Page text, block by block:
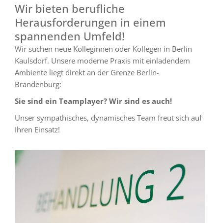
Wir bieten berufliche
Herausforderungen in einem
spannenden Umfeld!
Wir suchen neue Kolleginnen oder Kollegen in Berlin
Kaulsdorf. Unsere moderne Praxis mit einladendem
Ambiente liegt direkt an der Grenze Berlin-
Brandenburg:
Sie sind ein Teamplayer? Wir sind es auch!
Unser sympathisches, dynamisches Team freut sich auf
Ihren Einsatz!